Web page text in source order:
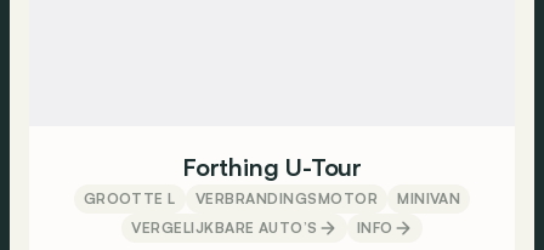
Forthing U-Tour
GROOTTE L VERBRANDINGSMOTOR
MINIVAN
VERGELIJKBARE AUTO’S
INFO